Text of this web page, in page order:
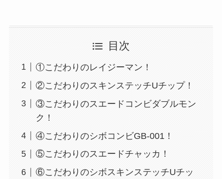
目次
①こだわりのレイジーマン！
②こだわりのスキンステッチUチップ！
③こだわりのスエードコンビダブルモン
ク！
④こだわりのシボコンビGB-001！
⑤こだわりのスエードチャッカ！
⑥こだわりのシボスキンステッチUチッ